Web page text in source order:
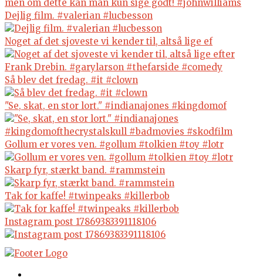
Dejlig film. #valerian #lucbesson
Noget af det sjoveste vi kender til, altså lige ef
Så blev det fredag. #it #clown
"Se, skat, en stor lort." #indianajones #kingdomof
Gollum er vores ven. #gollum #tolkien #toy #lotr
Skarp fyr, stærkt band. #rammstein
Tak for kaffe! #twinpeaks #killerbob
Instagram post 17869383391118106